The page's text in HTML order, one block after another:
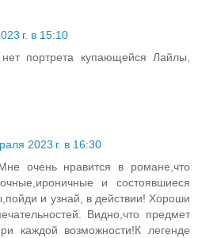
г. в 15:10
портрета купающейся Лайлы,
2023 г. в 16:30
очень нравится в романе,что
и состоявшиеся
и узнай, в действии! Хороши
Видно,что предмет
каждой возможности!К легенде